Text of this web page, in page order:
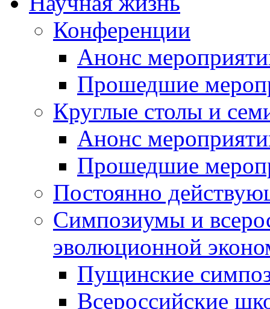
Конференции
Анонс
Прошедшие
Круглые столы и
Анонс
Прошедшие
Постоянно
Симпозиумы и
эволюционной
Пущинские
Всероссийские